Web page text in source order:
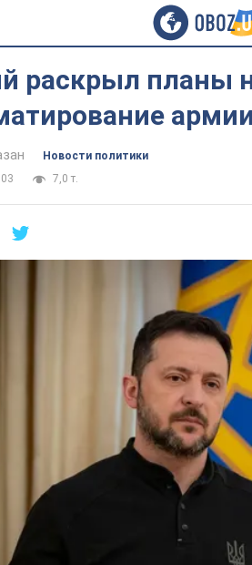
раскрыл планы
Новости политики
7,0 т.